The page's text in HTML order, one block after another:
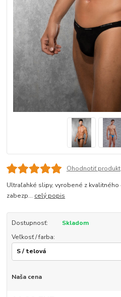
Ohodnotiť produkt
Ultraľahké slipy, vyrobené z
zabezp... celý popis
Dostupnosť:
Skladom
Veľkosť / farba:
Naša cena